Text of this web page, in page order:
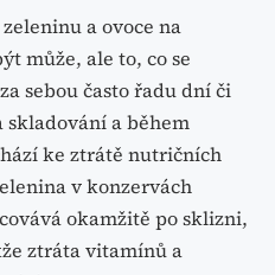
a ovoce na
může, ale to, co se
sebou často řadu dní či
a během
ke ztrátě nutričních
v konzervách
okamžitě po sklizni,
ztráta vitamínů a